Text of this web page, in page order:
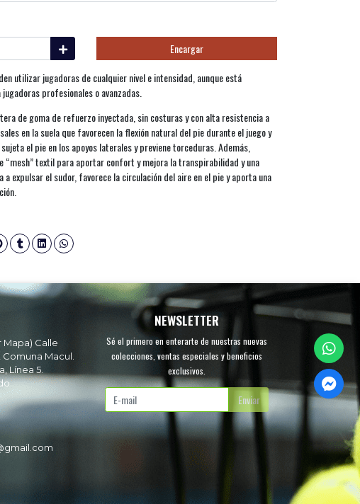
Encargar
utilizar jugadoras de cualquier nivel e intensidad, aunque está
profesionales o avanzadas.
de goma de refuerzo inyectada, sin costuras y con alta resistencia a
en la suela que favorecen la flexión natural del pie durante el juego y
el pie en los apoyos laterales y previene torceduras. Además,
textil para aportar confort y mejora la transpirabilidad y una
a expulsar el sudor, favorece la circulación del aire en el pie y aporta una
Mapa) Calle
Macul.
Línea 5.
NEWSLETTER
Sé el primero en enterarte de nuestras nuevas
colecciones, ventas especiales y beneficios
exclusivos.
Enviar